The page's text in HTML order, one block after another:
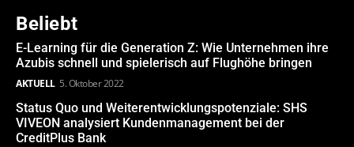
Beliebt
E-Learning für die Generation Z: Wie Unternehmen ihre
Azubis schnell und spielerisch auf Flughöhe bringen
AKTUELL 5. Oktober 2022
Status Quo und Weiterentwicklungspotenziale: SHS
VIVEON analysiert Kundenmanagement bei der
CreditPlus Bank